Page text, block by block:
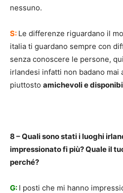
nessuno.
S: Le differenze riguardano il
italia ti guardano sempre con
senza conoscere le persone,
irlandesi infatti non badano mai
piuttosto amichevoli e
8 – Quali sono stati i luoghi
impressionato fi più? Quale il
perché?
G: I posti che mi hanno